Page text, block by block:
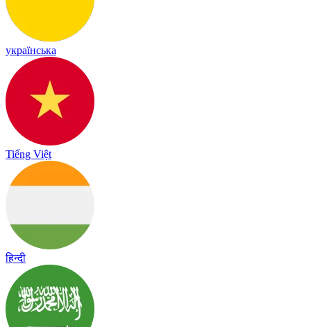
українська
Tiếng Việt
हिन्दी